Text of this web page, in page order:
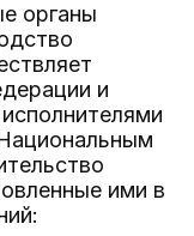
органы
и
ими в